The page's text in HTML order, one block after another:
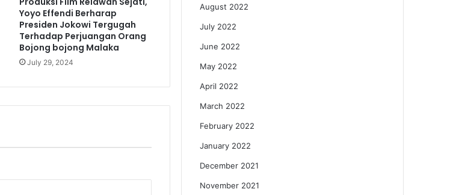
Yoyo Effendi Berharap
Presiden Jokowi Tergugah
Terhadap Perjuangan Orang
Bojong bojong Malaka
July 29, 2024
August 2022
July 2022
June 2022
May 2022
April 2022
March 2022
February 2022
January 2022
December 2021
November 2021